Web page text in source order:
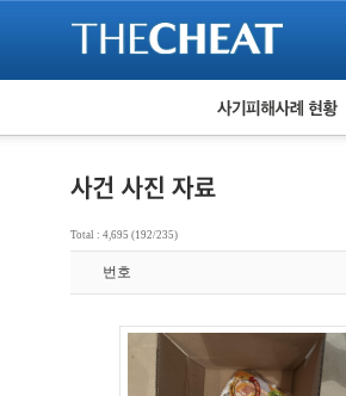
피해사례 현황
워킹홀리데이 피해
Total : 4,695 (192/235)
번호